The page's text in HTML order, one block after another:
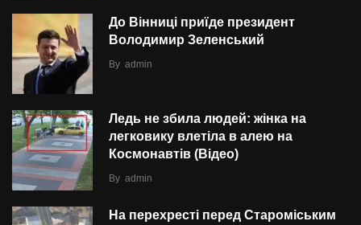
До Вінниці приїде президент
Володимир Зеленський
By admin
Ледь не збила людей: жінка на
легковику влетіла в алею на
Космонавтів (Відео)
By admin
На перехресті перед Староміським